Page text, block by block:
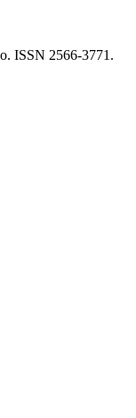
ISSN 2566-3771.